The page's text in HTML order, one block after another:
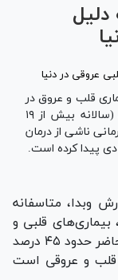
به دلیل
قلب و عروق در
سطح جهان و تاثیر آن بر مرگ و میر جهانی (سالانه بیش از ۱۹
ناشی از درمان
پیدا کرده است.
وبدا، متاسفانه
بیماری‌های قلبی و
عروقی علت اول مرگ و میر است و در حال حاضر حدود ۴۵ درصد
قلب و عروقی است